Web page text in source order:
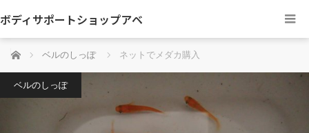
ボディサポートショップアベ
ホーム ベルのしっぽ ネットでメダカ購入
ベルのしっぽ